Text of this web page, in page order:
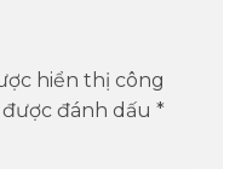
hiển thị công
đánh dấu *